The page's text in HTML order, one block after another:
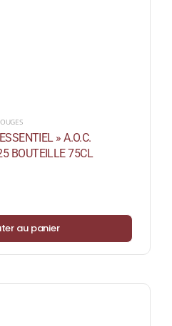
» A.O.C.
BOUTEILLE 75CL
au panier